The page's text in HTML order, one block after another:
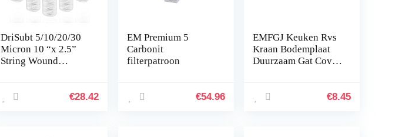
DriSubt 5/10/20/30
Micron 10 “x 2.5”
String Wound
Pack, Whole House
€28.42
EM Premium 5
Carbonit
filterpatroon
€54.96
EMFGJ Keuken Rvs
Kraan Bodemplaat
Duurzaam Gat Cover
Kraan Base
€8.45